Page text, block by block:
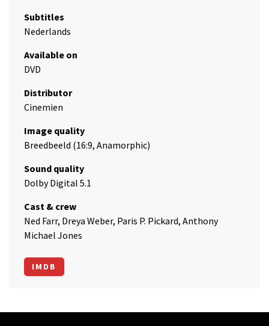
Subtitles
Nederlands
Available on
DVD
Distributor
Cinemien
Image quality
Breedbeeld (16:9, Anamorphic)
Sound quality
Dolby Digital 5.1
Cast & crew
Ned Farr, Dreya Weber, Paris P. Pickard, Anthony
Michael Jones
IMDB